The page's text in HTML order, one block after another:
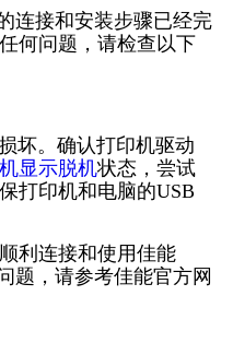
连接和安装步骤已经完
何问题，请检查以下
坏。确认打印机驱动
显示脱机状态，尝试
打印机和电脑的USB
利连接和使用佳能
题，请参考佳能官方网